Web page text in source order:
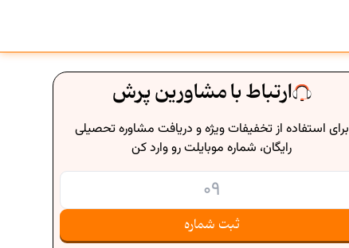
ارتباط با مشاورین پرش
برای استفاده از تخفیفات ویژه و دریافت مشاوره تحصیلی
رایگان، شماره موبایلت رو وارد کن
ثبت شماره